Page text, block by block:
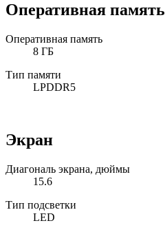
Оперативная память
Оперативная память
8 ГБ
Тип памяти
LPDDR5
Экран
Диагональ экрана, дюймы
15.6
Тип подсветки
LED